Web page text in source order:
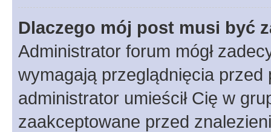
Dlaczego mój post musi być
Administrator forum mógł
wymagają przeglądnięcia
administrator umieścił Cię w
zaakceptowane przed